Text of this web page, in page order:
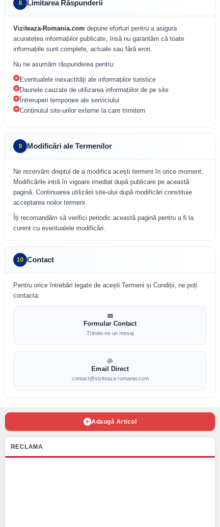
8 Limitarea Răspunderii
Viziteaza-Romania.com depune eforturi pentru a asigura
acuratețea informațiilor publicate, însă nu garantăm că toate
informațiile sunt complete, actuale sau fără erori.
Nu ne asumăm răspunderea pentru:
Eventualele inexactități ale informațiilor turistice
Daunele cauzate de utilizarea informațiilor de pe site
Întreruperi temporare ale serviciului
Conținutul site-urilor externe la care trimitem
9 Modificări ale Termenilor
Ne rezervăm dreptul de a modifica acești termeni în orice moment.
Modificările intră în vigoare imediat după publicare pe această
pagină. Continuarea utilizării site-ului după modificări constituie
acceptarea noilor termeni.
Îți recomandăm să verifici periodic această pagină pentru a fi la
curent cu eventualele modificări.
10 Contact
Pentru orice întrebări legate de acești Termeni și Condiții, ne poți
contacta:
Formular Contact
Trimite-ne un mesaj
Email Direct
contact@viziteaza-romania.com
Adaugă Articol
RECLAMA